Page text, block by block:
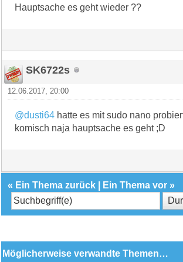
Hauptsache es geht wieder ??
SK6722s
12.06.2017, 20:00
@dusti64 hatte es mit sudo nano
komisch naja hauptsache es geht ;D
« Ein Thema zurück Ein Thema vor »
Möglicherweise verwandte Themen…